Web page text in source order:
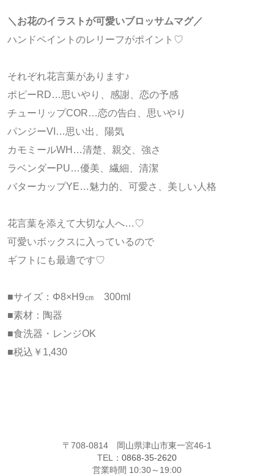
＼お花のイラストが可愛いブロッサムマグ／
ハンドペイントのレリーフがポイント♡
それぞれ花言葉があります♪
ポピーRD…思いやり、感謝、恋の予感
チューリップCOR…恋の告白、思いやり
パンジーVI…思い出、陽気
カモミールWH…清楚、親交、強さ
ラベンダーPU…優美、繊細、清潔
バターカップYE…魅力的、可愛さ、美しい人格
花言葉を添えて大切な人へ…♡
可愛いボックスに入っているので
ギフトにも最適です♡
■サイズ：Φ8×H9㎝ 300ml
■素材：陶器
■食洗器・レンジOK
■税込￥1,430
〒708-0814 岡山県津山市東一宮46-1
TEL： 0868-35-2620
営業時間 10:30～19:00